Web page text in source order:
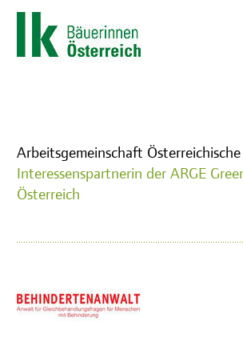
Arbeitsgemeinschaft
Interessenspartnerin der ARGE
Österreich